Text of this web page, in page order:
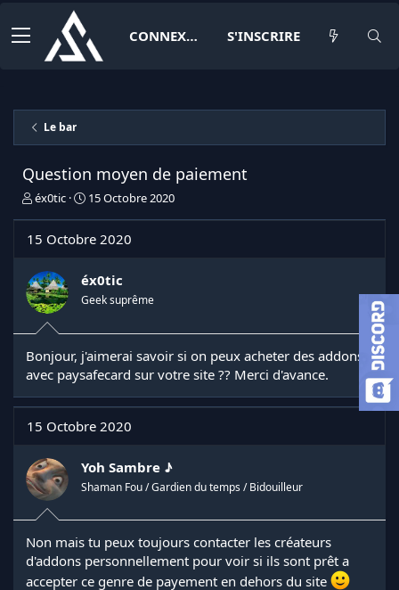
CONNEXION S'INSCRIRE
Le bar
Question moyen de paiement
I
t
a
t
e
u
d
e
a
d
c
u
s
s
o
n
éx0tic
D
e
e
d
é
t
15 Octobre 2020
15 Octobre 2020
éx0tic
Geek suprême
Bonjour, j'aimerai savoir si on peux acheter des addons
avec paysafecard sur votre site ?? Merci d'avance.
15 Octobre 2020
Yoh Sambre ♪
Shaman Fou / Gardien du temps / Bidouilleur
Non mais tu peux toujours contacter les créateurs
d'addons personnellement pour voir si ils sont prêt a
accepter ce genre de payement en dehors du site